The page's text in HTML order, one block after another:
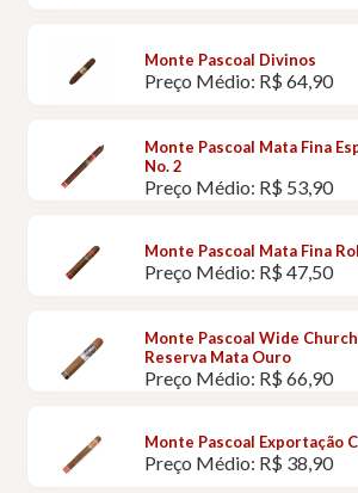
Monte Pascoal Divinos
Preço Médio: R$ 64,90
Monte Pascoal Mata Fina
No. 2
Preço Médio: R$ 53,90
Monte Pascoal Mata Fina
Preço Médio: R$ 47,50
Monte Pascoal Wide
Reserva Mata Ouro
Preço Médio: R$ 66,90
Monte Pascoal Exportação
Preço Médio: R$ 38,90